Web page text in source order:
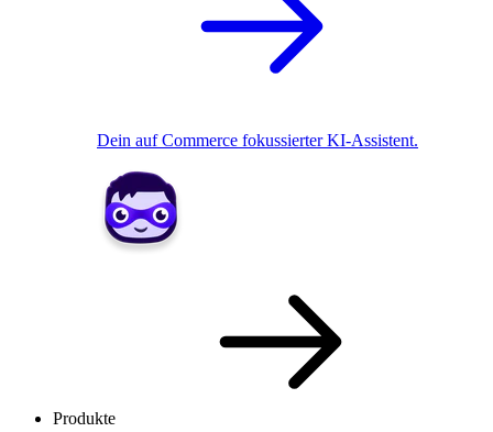
Dein auf Commerce fokussierter KI-Assistent.
Produkte